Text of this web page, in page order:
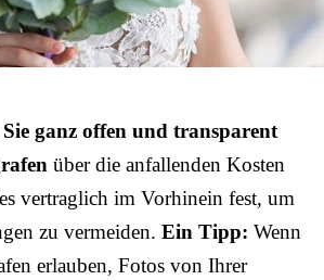
ganz offen und transparent
über die anfallenden Kosten
vertraglich im Vorhinein fest, um
zu vermeiden. Ein Tipp: Wenn
erlauben, Fotos von Ihrer